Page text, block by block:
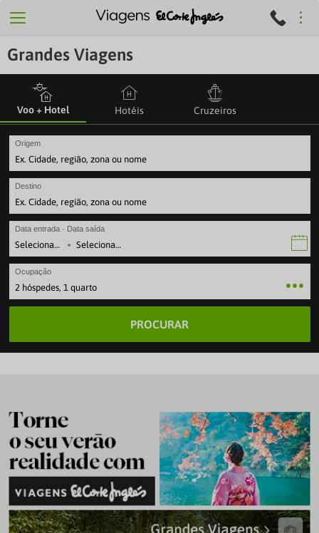
Grandes Viagens
Voo + Hotel Hotéis Cruzeiros
Origem
Destino
Data entrada · Data saída
·
Ocupação
2 hóspedes, 1 quarto
PROCURAR